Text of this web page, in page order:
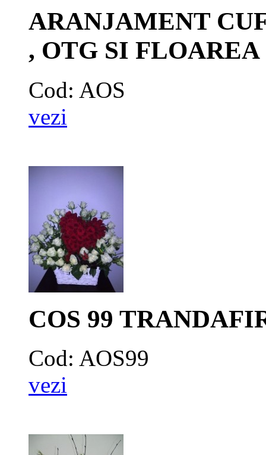
ARANJAMENT
, OTG SI
Cod: AOS
vezi
COS 99
Cod: AOS99
vezi